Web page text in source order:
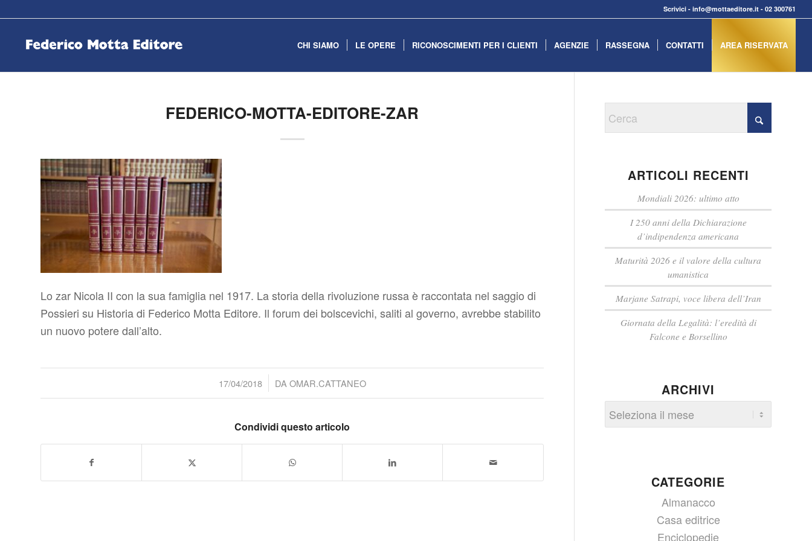
Scrivici -info@mottaeditore.it -02 300761
CHI SIAMO LE OPERE RICONOSCIMENTI PER I CLIENTI AGENZIE RASSEGNA CONTATTI AREA RISERVATA
FEDERICO-MOTTA-EDITORE-ZAR
Lo zar Nicola II con la sua famiglia nel 1917. La storia della rivoluzione russa è raccontata nel saggio di
Possieri su Historia di Federico Motta Editore. Il forum dei bolscevichi, saliti al governo, avrebbe stabilito
un nuovo potere dall’alto.
17/04/2018
/ DA OMAR.CATTANEO
Condividi questo articolo
ARTICOLI RECENTI
Mondiali 2026: ultimo atto
I 250 anni della Dichiarazione
d’indipendenza americana
Maturità 2026 e il valore della cultura
umanistica
Marjane Satrapi, voce libera dell’Iran
Giornata della Legalità: l’eredità di
Falcone e Borsellino
ARCHIVI
CATEGORIE
Almanacco
Casa editrice
Enciclopedie